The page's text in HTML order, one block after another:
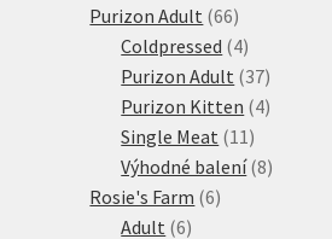
Purizon Adult 6666
produktů
Coldpressed 44
produkty
Purizon Adult 3737
produktů
Purizon Kitten 44
Single Meat 11 11
produktů
Výhodné balení 88
Rosie's Farm 66
Adult 66